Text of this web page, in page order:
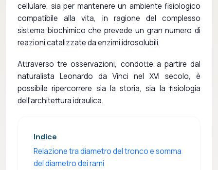
cellulare, sia per mantenere un ambiente fisiologico
compatibile alla vita, in ragione del complesso
sistema biochimico che prevede un gran numero di
reazioni catalizzate da enzimi idrosolubili.
Attraverso tre osservazioni, condotte a partire dal
naturalista Leonardo da Vinci nel XVI secolo, è
possibile ripercorrere sia la storia, sia la fisiologia
dell'architettura idraulica.
Indice
Relazione tra diametro del tronco e somma
del diametro dei rami